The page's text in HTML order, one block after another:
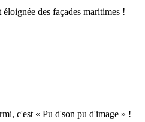
des façades maritimes !
c'est « Pu d'son pu d'image » !